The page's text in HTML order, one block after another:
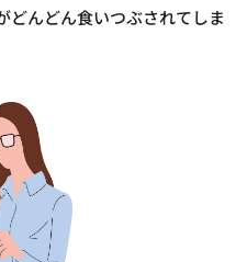
どんどん食いつぶされてしま